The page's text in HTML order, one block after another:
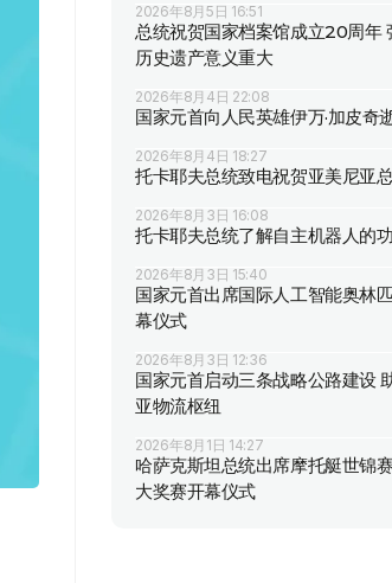
2026年8月5日 16:51
总统祝贺国家档案馆成立20周年
历史遗产意义重大
2026年8月4日 22:08
国家元首向人民英雄伊万·加皮奇
2026年8月4日 18:27
托卡耶夫总统致电祝贺亚美尼亚
2026年8月3日 16:08
托卡耶夫总统了解自主机器人的
2026年8月3日 15:40
国家元首出席国际人工智能奥林
幕仪式
2026年8月3日 12:36
国家元首启动三条战略公路建设
亚物流枢纽
2026年8月1日 14:27
哈萨克斯坦总统出席摩托艇世锦
大奖赛开幕仪式